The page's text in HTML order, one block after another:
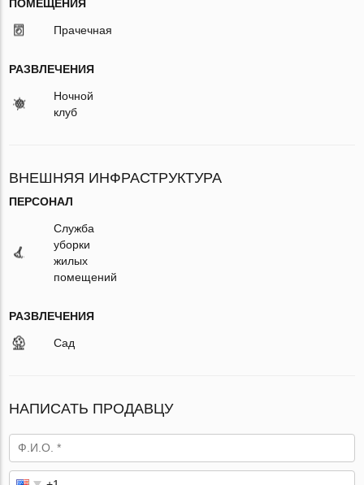
ПОМЕЩЕНИЯ
Прачечная
РАЗВЛЕЧЕНИЯ
Ночной
клуб
ВНЕШНЯЯ ИНФРАСТРУКТУРА
ПЕРСОНАЛ
Служба
уборки
жилых
помещений
РАЗВЛЕЧЕНИЯ
Сад
НАПИСАТЬ ПРОДАВЦУ